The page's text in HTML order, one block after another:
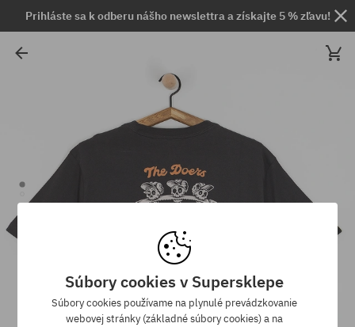
Prihláste sa k odberu nášho newslettra a získajte 5 % zľavu!
Súbory cookies v Supersklepe
Súbory cookies používame na plynulé prevádzkovanie
webovej stránky (základné súbory cookies) a na